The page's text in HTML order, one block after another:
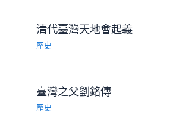
清代臺灣天地會起義
歷史
臺灣之父劉銘傳
歷史